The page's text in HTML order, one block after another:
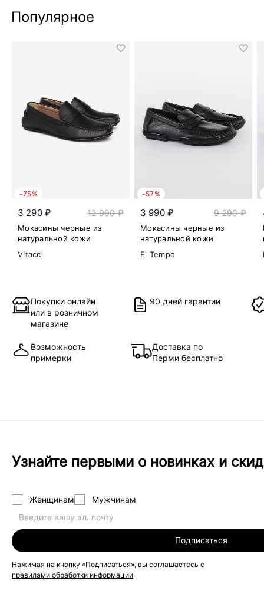
Популярное
-75%
3 290 ₽ 12 990 ₽
Мокасины черные из
натуральной кожи
Vitacci
-57%
3 990 ₽ 9 290 ₽
Мокасины черные из
натуральной кожи
El Tempo
Покупки онлайн
или в розничном
магазине
90 дней гарантии
Возможность
примерки
Доставка по
Перми бесплатно
Узнайте первыми о новинках и
Женщинам Мужчинам
Подписаться
Нажимая на кнопку «Подписаться», вы соглашаетесь с
правилами обработки информации